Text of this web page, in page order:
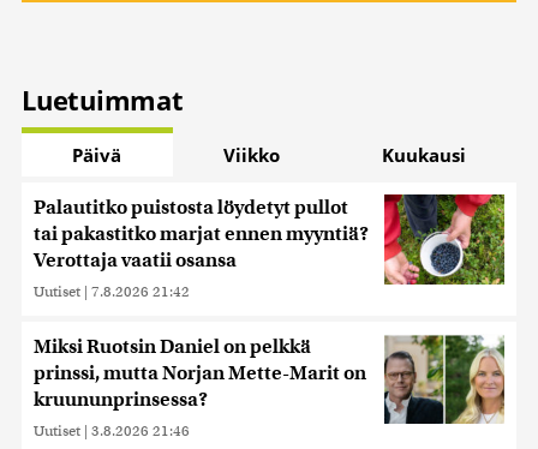
Luetuimmat
Päivä Viikko Kuukausi
Palautitko puistosta löydetyt pullot
tai pakastitko marjat ennen myyntiä?
Verottaja vaatii osansa
Uutiset | 7.8.2026 21:42
Miksi Ruotsin Daniel on pelkkä
prinssi, mutta Norjan Mette-Marit on
kruununprinsessa?
Uutiset | 3.8.2026 21:46